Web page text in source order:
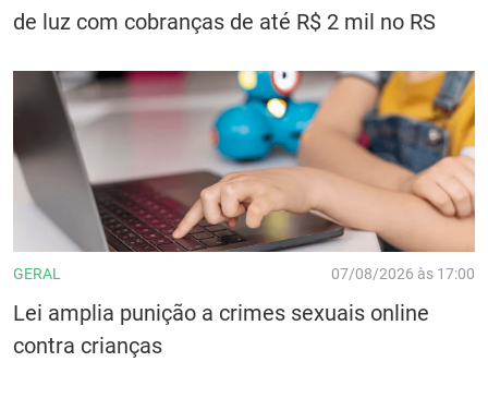
de luz com cobranças de até R$ 2 mil no RS
GERAL 07/08/2026 às 17:00
Lei amplia punição a crimes sexuais online
contra crianças